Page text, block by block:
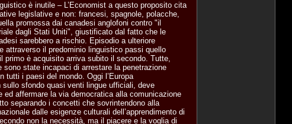
è inutile – L’Economist a questo proposito cita
legislative e non: francesi, spagnole, polacche,
promossa dai canadesi anglofoni contro "il
dagli Stati Uniti", giustificato dal fatto che le
sarebbero a rischio. Episodio a ulteriore
attraverso il predominio linguistico passi quello
primo è acquisito arriva subito il secondo. Tutte,
sono state incapaci di arrestare la penetrazione
tutti i paesi del mondo. Oggi l’Europa
sullo sfondo quasi venti lingue ufficiali, deve
ed affermare la via democratica alla comunicazione
separando i concetti che sovrintendono alla
dalle esigenze culturali dell’apprendimento di
non la necessità, ma il piacere e la voglia di